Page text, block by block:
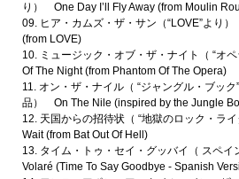
り） One Day I’ll Fly Away (from Moulin
09. ヒア・カムズ・ザ・サン（“LOVE”より
(from LOVE)
10. ミュージック・オブ・ザ・ナイト（ “オ
Of The Night (from Phantom Of The Opera)
11. オン・ザ・ナイル（ “ジャングル・ブッ
品） On The Nile (inspired by the Jungle
12. 天国からの招待状（ “地獄のロック・ラ
Wait (from Bat Out Of Hell)
13. タイム・トゥ・セイ・グッバイ（ スペ
Volaré (Time To Say Goodbye - Spanish